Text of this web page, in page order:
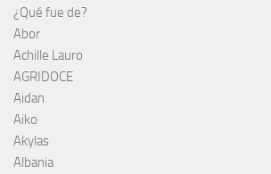
¿Qué fue de?
Abor
Achille Lauro
AGRIDOCE
Aidan
Aiko
Akylas
Albania